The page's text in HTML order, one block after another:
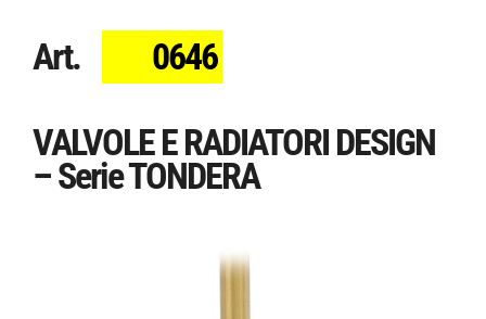
Art. 0646
VALVOLE E RADIATORI DESIGN
– Serie TONDERA